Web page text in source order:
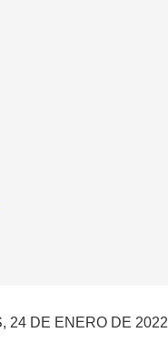
24 DE ENERO DE 2022